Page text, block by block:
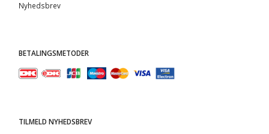
Nyhedsbrev
BETALINGSMETODER
TILMELD NYHEDSBREV